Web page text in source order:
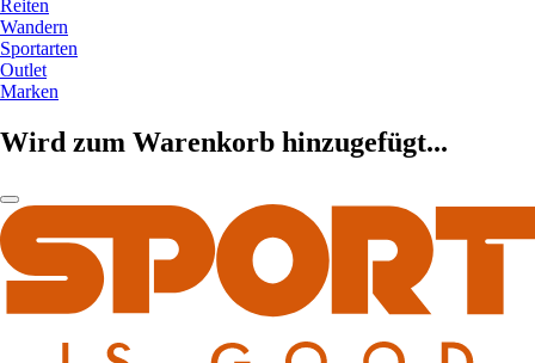
Reiten
Wandern
Sportarten
Outlet
Marken
Wird zum Warenkorb hinzugefügt...